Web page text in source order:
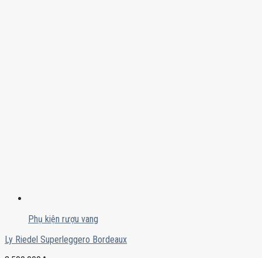
Phụ kiện rượu vang
Ly Riedel Superleggero Bordeaux